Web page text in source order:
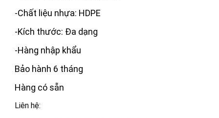
-Chất liệu nhựa: HDPE
-Kích thước: Đa dạng
-Hàng nhập khẩu
Bảo hành 6 tháng
Hàng có sẵn
Liên hệ: